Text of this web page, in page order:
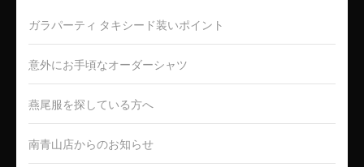
ガラパーティ タキシード装いポイント
意外にお手頃なオーダーシャツ
燕尾服を探している方へ
南青山店からのお知らせ